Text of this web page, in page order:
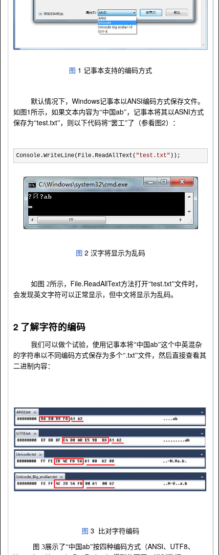
图 1 记事本支持的编码方式
默认情况下， Windows记事本以ANSI编码方式保存文件。
如图 1 所示，如果文本内容为“中国ab”，记事本将其以ASNI方式
保存为“test.txt”，则以下代码将“罢工”了（参看图2）：
Console.WriteLine(File.ReadAllText( "test.txt" ));
图 2 汉字将显示为乱码
如 图 2所示， File.ReadAllText方法打开“test.txt”文件时，
会发现英文字符可以正常显示，但中文将显示为乱码。
2 了解字符的编码
我们可以做个试验，使用记事本将“中国ab”这个中英混杂
的字符串以不同编码方式保存为多个“.txt”文件，然后直接查看其
二进制内容：
图 3 比对字符编码
图 3展示了“中国 ab”按四种编码方式（ANSI、 UTF8、